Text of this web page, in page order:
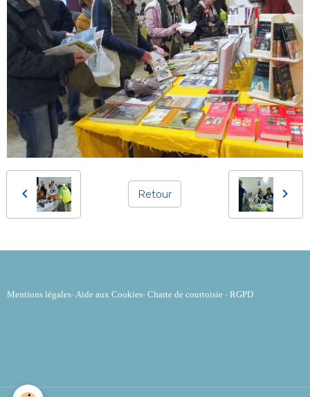
Retour
Mentions légales- Aide aux Cookies- Charte de courtoisie - RGPD